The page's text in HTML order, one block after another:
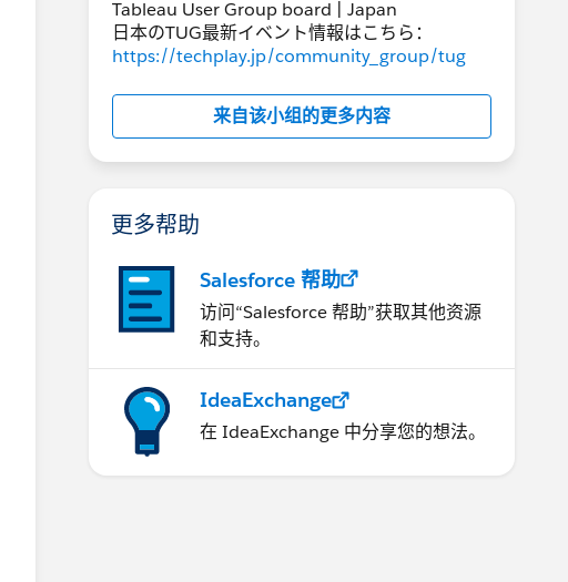
Tableau User Group board | Japan
日本のTUG最新イベント情報はこちら：
https://techplay.jp/community_group/tug
来自该小组的更多内容
更多帮助
Salesforce 帮助
访问“Salesforce 帮助”获取其他资源
和支持。
IdeaExchange
在 IdeaExchange 中分享您的想法。